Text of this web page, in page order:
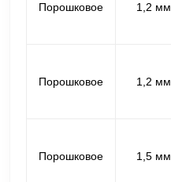
Порошковое 1,2 мм
Порошковое 1,2 мм
Порошковое 1,5 мм